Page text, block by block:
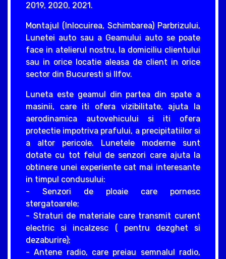
2019, 2020, 2021.
Montajul (Inlocuirea, Schimbarea) Parbrizului,
Lunetei auto sau a Geamului auto se poate
face in atelierul nostru, la domiciliu clientului
sau in orice locatie aleasa de client in orice
sector din Bucuresti si Ilfov.
Luneta este geamul din partea din spate a
masinii, care iti ofera vizibilitate, ajuta la
aerodinamica autovehicului si iti ofera
protectie impotriva prafului, a precipitatiilor si
a altor pericole. Lunetele moderne sunt
dotate cu tot felul de senzori care ajuta la
obtinere unei experiente cat mai interesante
in timpul condusului:
- Senzori de ploaie care pornesc
stergatoarele;
- Straturi de materiale care transmit curent
electric si incalzesc ( pentru dezghet si
dezaburire);
- Antene radio, care preiau semnalul radio,